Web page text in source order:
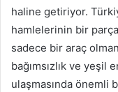
haline getiriyor.
hamlelerinin bir
sadece bir araç
bağımsızlık ve
ulaşmasında önemli